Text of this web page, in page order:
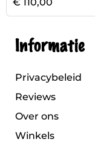
Informatie
Privacybeleid
Reviews
Over ons
Winkels